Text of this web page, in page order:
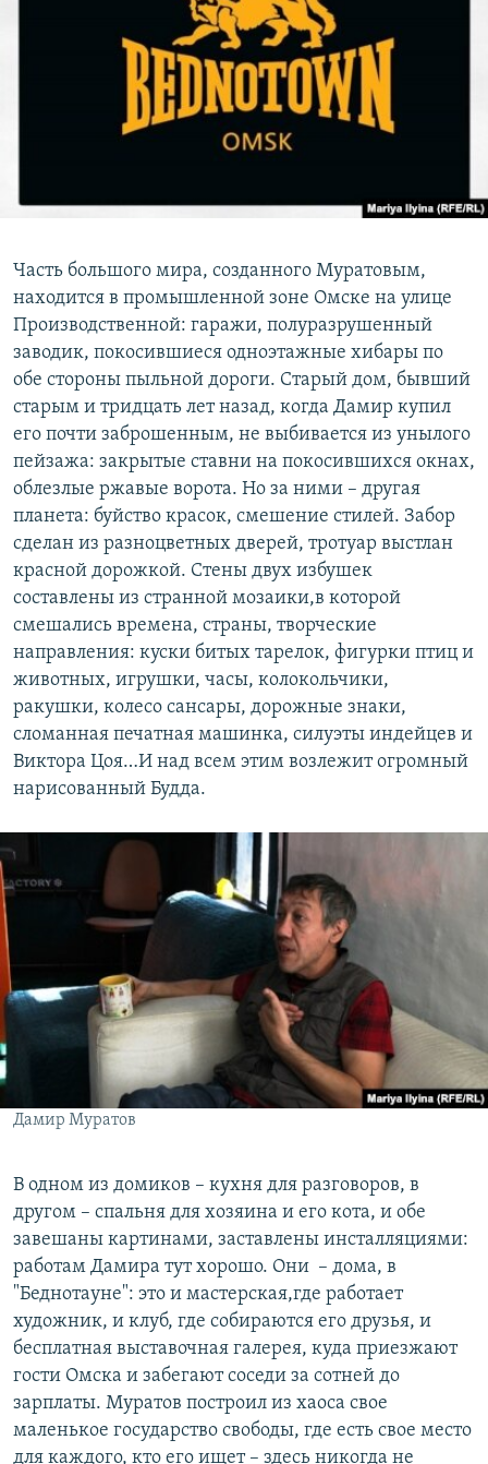
Часть большого мира, созданного Муратовым,
находится в промышленной зоне Омске на улице
Производственной: гаражи, полуразрушенный
заводик, покосившиеся одноэтажные хибары по
обе стороны пыльной дороги. Старый дом, бывший
старым и тридцать лет назад, когда Дамир купил
его почти заброшенным, не выбивается из унылого
пейзажа: закрытые ставни на покосившихся окнах,
облезлые ржавые ворота. Но за ними – другая
планета: буйство красок, смешение стилей. Забор
сделан из разноцветных дверей, тротуар выстлан
красной дорожкой. Стены двух избушек
составлены из странной мозаики,в которой
смешались времена, страны, творческие
направления: куски битых тарелок, фигурки птиц и
животных, игрушки, часы, колокольчики,
ракушки, колесо сансары, дорожные знаки,
сломанная печатная машинка, силуэты индейцев и
Виктора Цоя…И над всем этим возлежит огромный
нарисованный Будда.
Дамир Муратов
В одном из домиков – кухня для разговоров, в
другом – спальня для хозяина и его кота, и обе
завешаны картинами, заставлены инсталляциями:
работам Дамира тут хорошо. Они ­ – дома, в
"Беднотауне": это и мастерская,где работает
художник, и клуб, где собираются его друзья, и
бесплатная выставочная галерея, куда приезжают
гости Омска и забегают соседи за сотней до
зарплаты. Муратов построил из хаоса свое
маленькое государство свободы, где есть свое место
для каждого, кто его ищет – здесь никогда не